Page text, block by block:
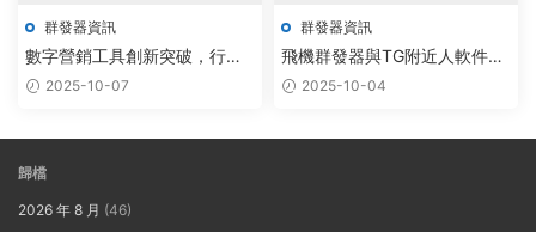
群發器資訊
數字營銷工具創新突破，行業
發展迎來新機遇
2025-10-07
群發器資訊
飛機群發器與TG附近人軟件定
制：技術創新引領行業新未來
2025-10-04
歸檔
2026 年 8 月 (46)